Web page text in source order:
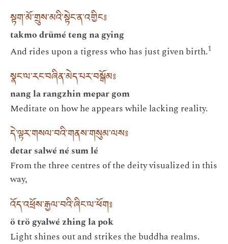
སྟག་མོ་གྲུས་མའི་སྟེང་ན་འགྱིང༔
takmo drümé teng na gying
And rides upon a tigress who has just given birth.1
སྣང་ལ་རང་བཞིན་མེད་པར་བསྒོམ༔
nang la rangzhin mepar gom
Meditate on how he appears while lacking reality.
དེ་ལྟར་གསལ་བའི་གནས་གསུམ་ལས༔
detar salwé né sum lé
From the three centres of the deity visualized in this
way,
འོད་འཕྲོས་རྒྱལ་བའི་ཞིང་ལ་ཕོག༔
ö trö gyalwé zhing la pok
Light shines out and strikes the buddha realms.